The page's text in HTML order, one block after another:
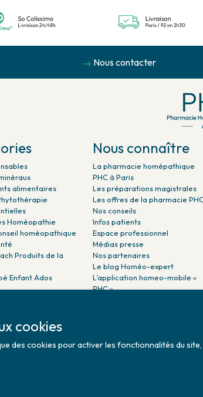
Nous contacter
alimentaires
Homéopathie
homéopathique
Produits de la
Enfant Ados
Parapharmacie
Nous connaître
La pharmacie homépathique
PHC à Paris
Les préparations magistrales
Les offres de la pharmacie
Nos conseils
Infos patients
Espace professionnel
Médias presse
Nos partenaires
Le blog Homéo-expert
L’application homeo-mobile «
PHC »
Enfants - AMFE
cookies
des cookies pour activer les fonctionnalités du